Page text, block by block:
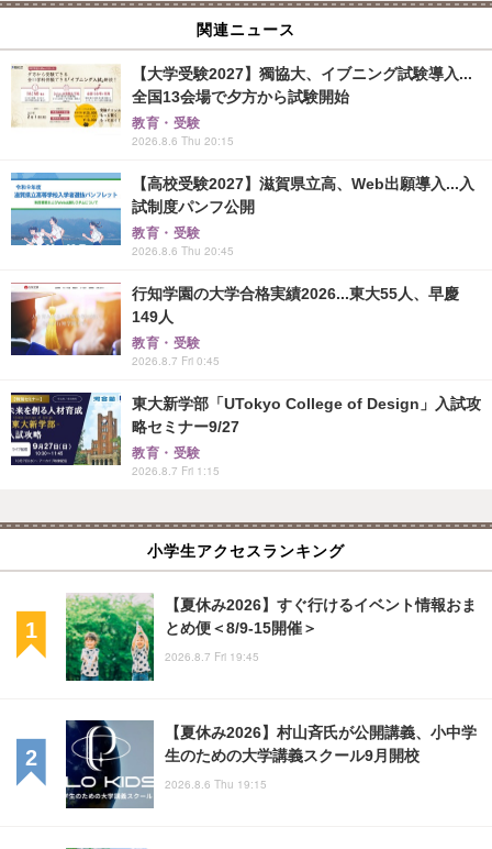
関連ニュース
【大学受験2027】獨協大、イブニング試験導入...
全国13会場で夕方から試験開始
教育・受験
2026.8.6 Thu 20:15
【高校受験2027】滋賀県立高、Web出願導入...入
試制度パンフ公開
教育・受験
2026.8.6 Thu 20:45
行知学園の大学合格実績2026...東大55人、早慶
149人
教育・受験
2026.8.7 Fri 0:45
東大新学部「UTokyo College of Design」入試攻
略セミナー9/27
教育・受験
2026.8.7 Fri 1:15
小学生アクセスランキング
【夏休み2026】すぐ行けるイベント情報おま
とめ便＜8/9-15開催＞
2026.8.7 Fri 19:45
【夏休み2026】村山斉氏が公開講義、小中学
生のための大学講義スクール9月開校
2026.8.6 Thu 19:15